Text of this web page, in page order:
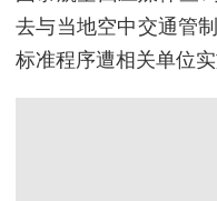
去与当地空中交通管
标准程序遭相关单位实